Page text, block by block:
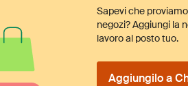
Sapevi che
negozi? Aggiungi la
lavoro al posto tuo.
Aggiungilo a